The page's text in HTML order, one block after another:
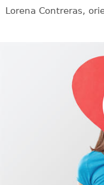
Lorena Contreras,